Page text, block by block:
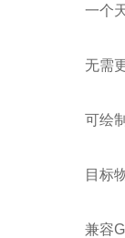
一个
无需
可绘
目标
兼容